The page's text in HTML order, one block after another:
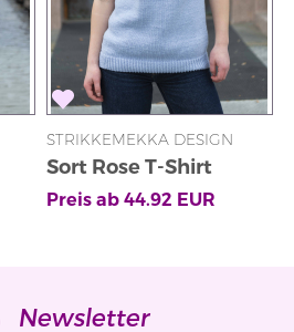
STRIKKEMEKKA DESIGN
Sort Rose T-Shirt
(Bliss)
Preis ab 44.92 EUR
Newsletter